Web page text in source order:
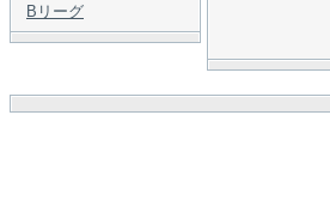
Bリーグ